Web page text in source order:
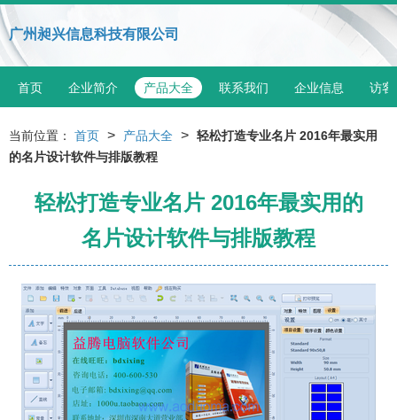
广州昶兴信息科技有限公司
首页 企业简介 产品大全 联系我们 企业信息 访客
当前位置： 首页 > 产品大全 > 轻松打造专业名片 2016年最实用
的名片设计软件与排版教程
轻松打造专业名片 2016年最实用的
名片设计软件与排版教程